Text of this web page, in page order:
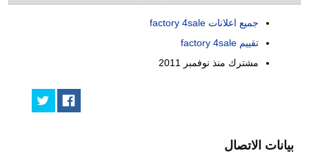
جميع اعلانات factory 4sale
تقييم factory 4sale
مشترك منذ نوفمبر 2011
بيانات الاتصال